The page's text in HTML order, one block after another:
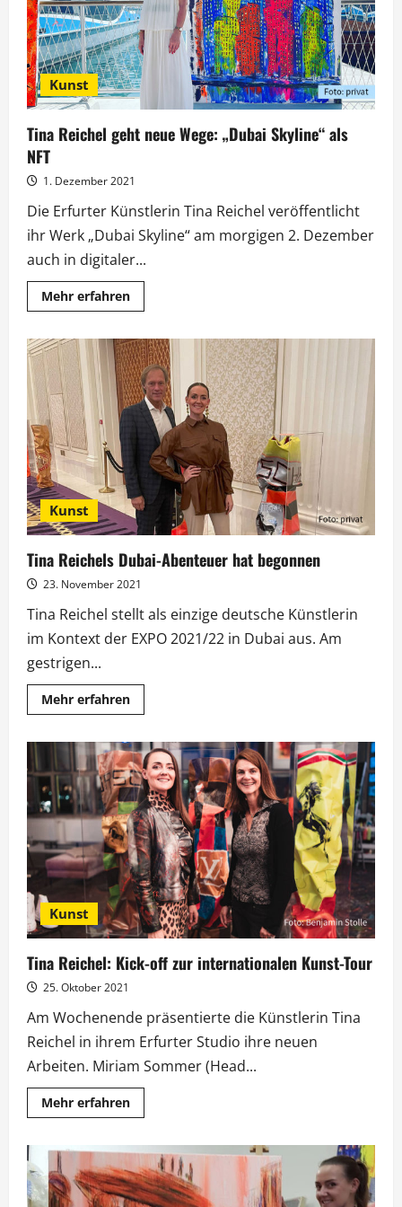
Kunst
Tina Reichel geht neue Wege: „Dubai Skyline“ als
NFT
1. Dezember 2021
Die Erfurter Künstlerin Tina Reichel veröffentlicht
ihr Werk „Dubai Skyline“ am morgigen 2. Dezember
auch in digitaler...
Mehr erfahrenMehr
Informationen
Reichel
geht
neue
Wege:
„Dubai
Skyline“
Kunst
Tina Reichels Dubai-Abenteuer hat begonnen
23. November 2021
Tina Reichel stellt als einzige deutsche Künstlerin
im Kontext der EXPO 2021/22 in Dubai aus. Am
gestrigen...
Mehr erfahrenMehr
Informationen
Reichels
Dubai-
Abenteuer
hat
begonnen
Kunst
Tina Reichel: Kick-off zur internationalen Kunst-Tour
25. Oktober 2021
Am Wochenende präsentierte die Künstlerin Tina
Reichel in ihrem Erfurter Studio ihre neuen
Arbeiten. Miriam Sommer (Head...
Mehr erfahrenMehr
Informationen
Reichel:
Kick-
off
zur
internationalen